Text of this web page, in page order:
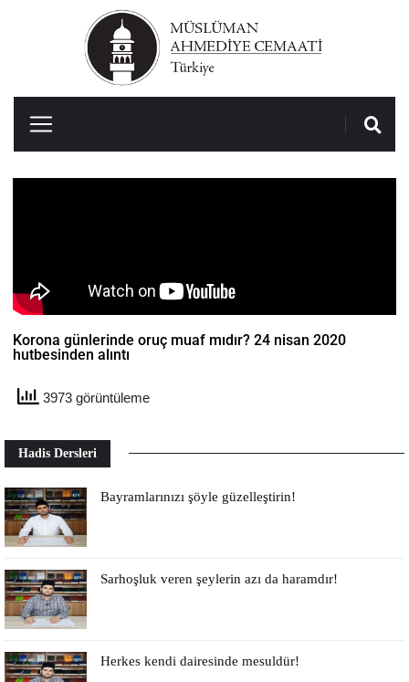
Korona günlerinde oruç muaf mıdır? 24 nisan 2020
hutbesinden alıntı
3973 görüntüleme
Hadis Dersleri
Bayramlarınızı şöyle güzelleştirin!
Sarhoşluk veren şeylerin azı da haramdır!
Herkes kendi dairesinde mesuldür!